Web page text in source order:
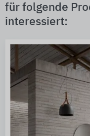
für folgende
interessiert: